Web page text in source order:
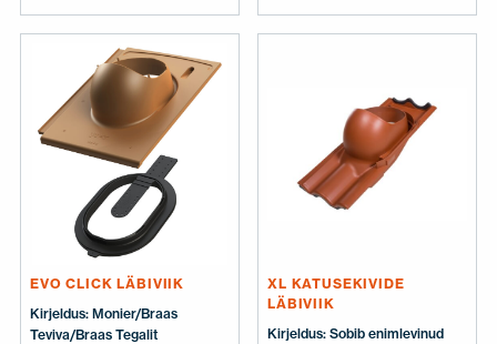
paigaldusjuhendid/šabloonid
aluskattetihendi ja läbiviigu
EVO CLICK LÄBIVIIK
Kirjeldus: Monier/Braas
Teviva/Braas Tegalit
XL KATUSEKIVIDE
LÄBIVIIK
Kirjeldus: Sobib enimlevinud